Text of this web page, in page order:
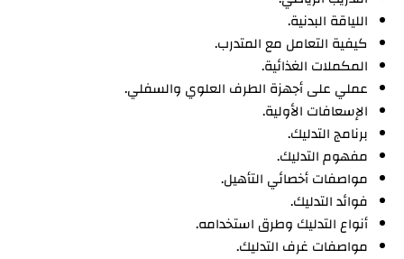
اللياقة البدنية.
كيفية التعامل مع المتدرب.
المكملات الغذائية.
عملي على أجهزة الطرف العلوي والسفلي.
الإسعافات الأولية.
برنامج التدليك.
مفهوم التدليك.
مواصفات أخصائي التأهيل.
فوائد التدليك.
أنواع التدليك وطرق استخدامه.
مواصفات غرف التدليك.